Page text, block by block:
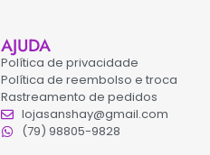
AJUDA
Política de privacidade
Política de reembolso e troca
Rastreamento de pedidos
lojasanshay@gmail.com
(79) 98805-9828